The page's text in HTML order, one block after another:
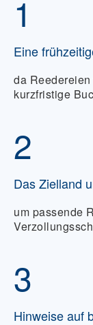
1
Eine
da Reedereien
kurzfristige
2
Das Zielland
um passende
3
Hinweise auf